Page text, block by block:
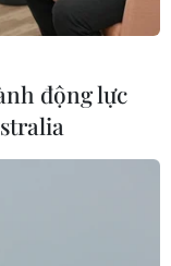
động lực